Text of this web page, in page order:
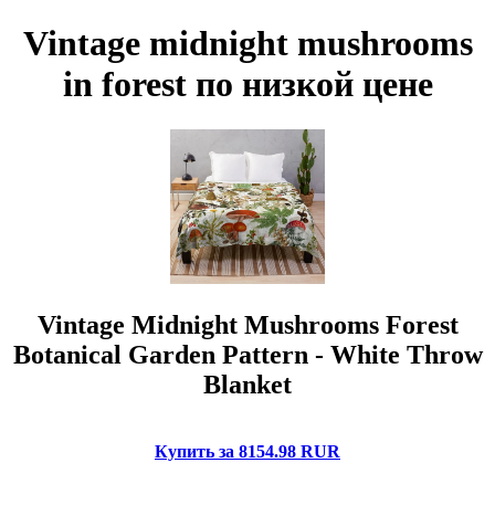
Vintage midnight mushrooms
in forest по низкой цене
Vintage Midnight Mushrooms Forest
Botanical Garden Pattern - White Throw
Blanket
Купить за 8154.98 RUR